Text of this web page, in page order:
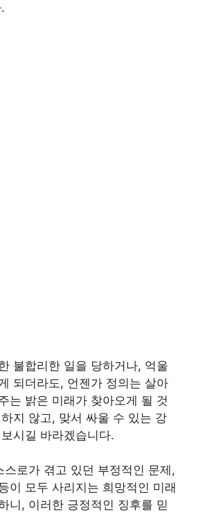
불합리한 일을 당하거나, 억울
되더라도, 언젠가 정의는 살아
는 밝은 미래가 찾아오게 될 것
지 않고, 맞서 싸울 수 있는 강
시길 바라겠습니다.
스로가 겪고 있던 부정적인 문제,
이 모두 사리지는 희망적인 미래
니, 이러한 긍정적인 징후를 믿